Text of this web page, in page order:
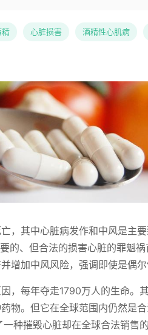
精 心脏损害 酒精性心肌病
，其中心脏病发作和中风是主
的、但合法的损害心脏的罪魁
增加中风风险，强调即使是偶尔
，每年夺走1790万人的生命。
物。但它在全球范围内仍然是
一种摧毁心脏却在全球合法销售